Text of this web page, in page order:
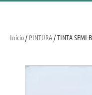
Início/ PINTURA/ TINTA SEMI-